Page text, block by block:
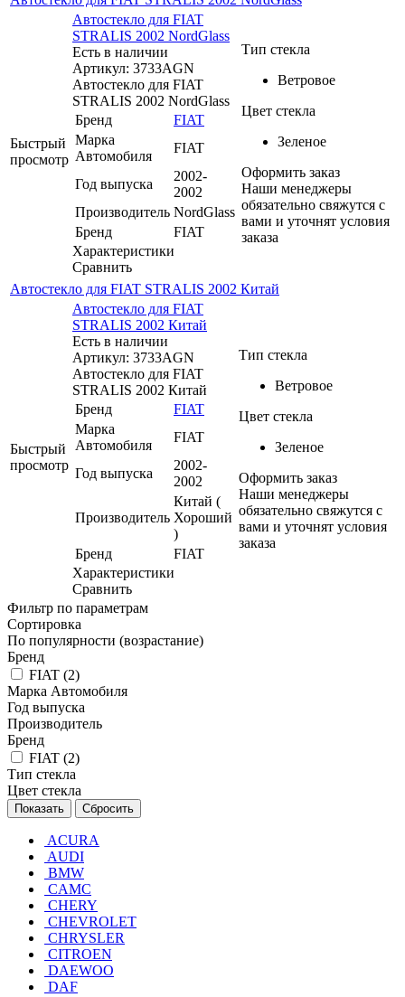
Быстрый
просмотр
Автостекло для FIAT
STRALIS 2002 NordGlass
Есть в наличии
Артикул: 3733AGN
Автостекло для FIAT
STRALIS 2002 NordGlass
Бренд
FIAT
Марка
Автомобиля
FIAT
Год выпуска
2002-
2002
Производитель NordGlass
Бренд
FIAT
Характеристики
Сравнить
Тип стекла
Ветровое
Цвет стекла
Зеленое
Оформить заказ
Наши менеджеры
обязательно свяжутся с
вами и уточнят условия
заказа
Автостекло для FIAT STRALIS 2002 Китай
Быстрый
просмотр
Автостекло для FIAT
STRALIS 2002 Китай
Есть в наличии
Артикул: 3733AGN
Автостекло для FIAT
STRALIS 2002 Китай
Бренд
FIAT
Марка
Автомобиля
FIAT
Год выпуска
2002-
2002
Производитель
Китай (
Хороший
)
Бренд
FIAT
Характеристики
Сравнить
Тип стекла
Ветровое
Цвет стекла
Зеленое
Оформить заказ
Наши менеджеры
обязательно свяжутся с
вами и уточнят условия
заказа
Фильтр по параметрам
Сортировка
По популярности (возрастание)
Бренд
FIAT (2)
Марка Автомобиля
Год выпуска
Производитель
Бренд
FIAT (2)
Тип стекла
Цвет стекла
Сбросить
ACURA
AUDI
BMW
CAMC
CHERY
CHEVROLET
CHRYSLER
CITROEN
DAEWOO
DAF